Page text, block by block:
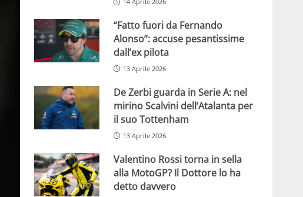
“Fatto fuori da Fernando
Alonso”: accuse pesantissime
dall’ex pilota
13 Aprile 2026
De Zerbi guarda in Serie A: nel
mirino Scalvini dell’Atalanta per
il suo Tottenham
13 Aprile 2026
Valentino Rossi torna in sella
alla MotoGP? Il Dottore lo ha
detto davvero